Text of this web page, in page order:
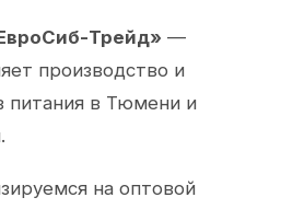
Трейд» —
производство и
питания в Тюмени и
на оптовой